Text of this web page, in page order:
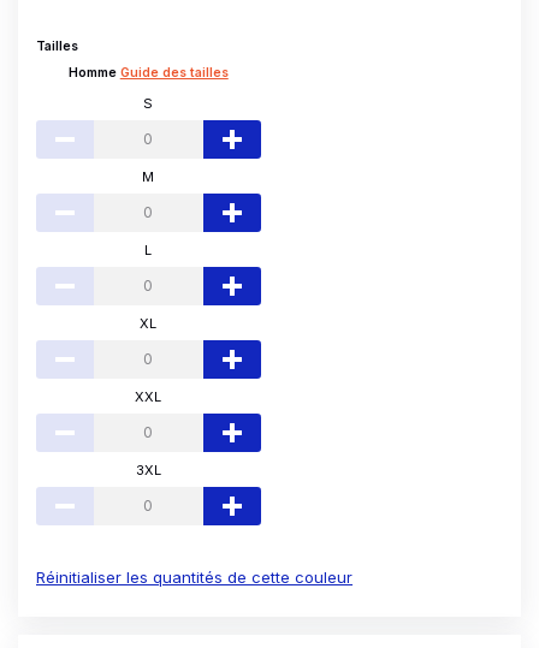
Tailles
Homme Guide des tailles
S
M
L
XL
XXL
3XL
Réinitialiser les quantités de cette couleur